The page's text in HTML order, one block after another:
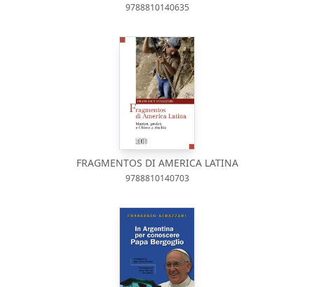
9788810140635
FRAGMENTOS DI AMERICA LATINA
9788810140703